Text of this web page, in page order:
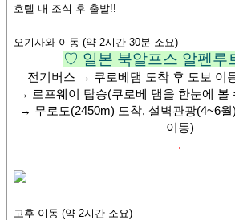
호텔 내 조식 후 출발!!
오기사와 이동 (약 2시간 30분 소요)
♡ 일본 북알프스 알펜루
전기버스 → 쿠로베댐 도착 후 도보 이
→ 로프웨이 탑승(쿠로베 댐을 한눈에
→ 무로도(2450m) 도착, 설벽관광(4~6
이동)
.
고후 이동 (약 2시간 소요)